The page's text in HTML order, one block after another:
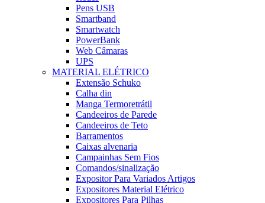
Pens USB
Smartband
Smartwatch
PowerBank
Web Câmaras
UPS
MATERIAL ELÉTRICO
Extensão Schuko
Calha din
Manga Termoretrátil
Candeeiros de Parede
Candeeiros de Teto
Barramentos
Caixas alvenaria
Campainhas Sem Fios
Comandos/sinalização
Expositor Para Variados Artigos
Expositores Material Elétrico
Expositores Para Pilhas